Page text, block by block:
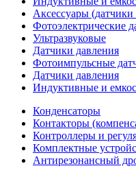
Аксессуары
Фотоэлектрические
Ультразвуковые
Датчики давления
Фотоимпульсные
Датчики давления
Индуктивные и
Конденсаторы
Контакторы
Контроллеры и
Комплектные
Антирезонансный